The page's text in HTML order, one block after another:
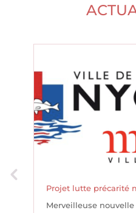
Projet lutte précarité
Merveilleuse